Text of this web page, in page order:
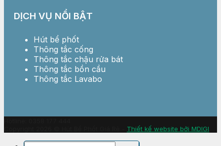
DỊCH VỤ NỔI BẬT
Hút bể phốt
Thông tắc cống
Thông tắc chậu rửa bát
Thông tắc bồn cầu
Thông tắc Lavabo
Thiết kế website bởi MDIGI